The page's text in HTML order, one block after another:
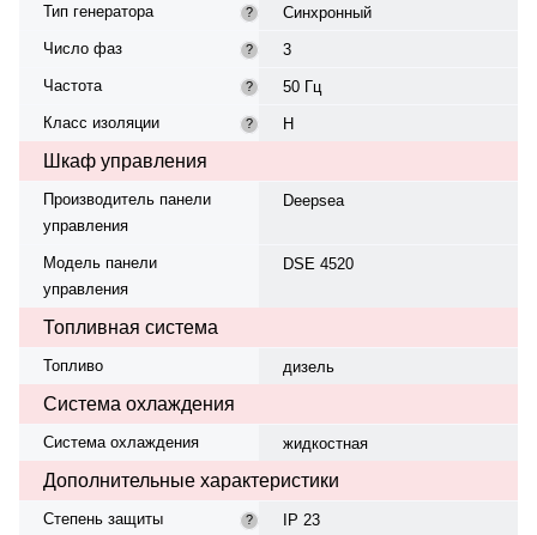
Тип генератора
?
Синхронный
Число фаз
?
3
Частота
?
50 Гц
Класс изоляции
? H
Шкаф управления
Производитель панели
управления
Deepsea
Модель панели
управления
DSE 4520
Топливная система
Топливо дизель
Система охлаждения
Система охлаждения жидкостная
Дополнительные характеристики
Степень защиты ? IP 23